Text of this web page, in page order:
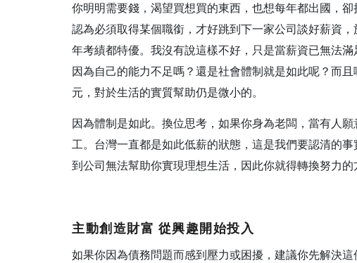
你明明需要錢，渴望買想買的東西，也想每年都出國，
認為必須取得某個職銜，才好跳到下一家公司談好薪資
年考績都特優。我沒有說這樣不好，只是當薪資已無法
因為自己的能力不足嗎？還是社會體制就是如此呢？而
元，對於生活的實質幫助仍是微小的。
因為體制是如此。換位思考，如果你身為老闆，當有人
工。台灣一直都是如此低薪的狀態，這是我們要認清的
到公司無法幫助你實現理想生活，因此你就得轉換努力的
主動創造財富 從興趣開始投入
如果你因為債務問題而感到壓力或困擾，建議你先解決